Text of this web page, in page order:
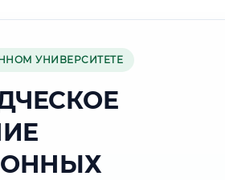
УНИВЕРСИТЕТЕ